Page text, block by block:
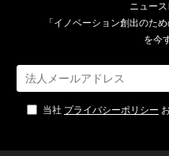
ニュー
「イノベーション創出のた
を今
当社 プライバシーポリシー